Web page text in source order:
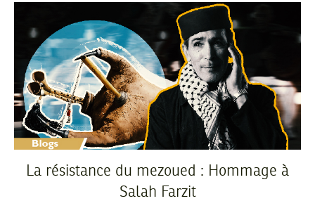
La résistance du mezoued : Hommage à
Salah Farzit